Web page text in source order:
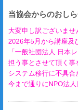
当協会からのおしら
大変申し訳ございませ
2026年5月から講座及
「一般社団法人 日本
担う事とさせて頂く事
システム移行に不具合
今まで通りにNPO法